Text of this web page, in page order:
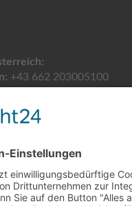
+43 662 203005100
+41 61 5113900